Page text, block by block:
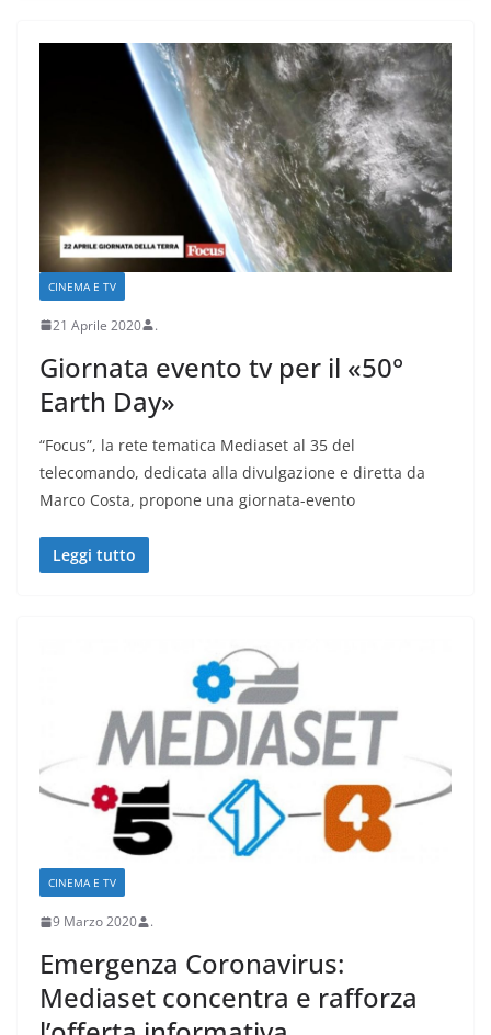
CINEMA E TV
21 Aprile 2020 .
Giornata evento tv per il «50°
Earth Day»
“Focus”, la rete tematica Mediaset al 35 del
telecomando, dedicata alla divulgazione e diretta da
Marco Costa, propone una giornata-evento
Leggi tutto
CINEMA E TV
9 Marzo 2020 .
Emergenza Coronavirus:
Mediaset concentra e rafforza